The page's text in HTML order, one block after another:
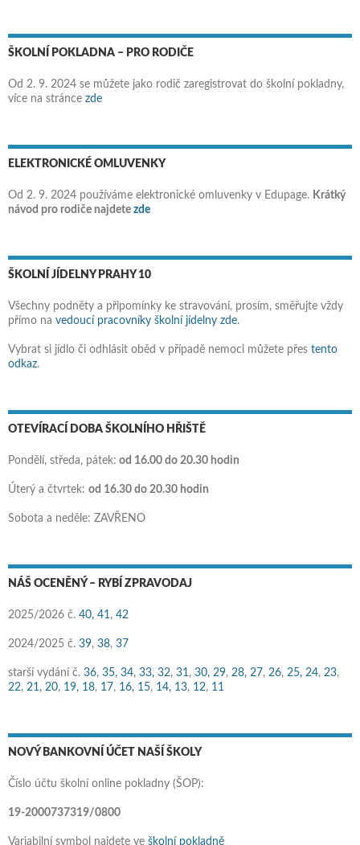
ŠKOLNÍ POKLADNA – PRO RODIČE
Od 2. 9. 2024 se můžete jako rodič zaregistrovat do školní pokladny,
více na stránce zde
ELEKTRONICKÉ OMLUVENKY
Od 2. 9. 2024 používáme elektronické omluvenky v Edupage. Krátký
návod pro rodiče najdete zde
ŠKOLNÍ JÍDELNY PRAHY 10
Všechny podněty a připomínky ke stravování, prosím, směřujte vždy
přímo na vedoucí pracovníky školní jídelny zde.
Vybrat si jídlo či odhlásit oběd v případě nemoci můžete přes tento
odkaz.
OTEVÍRACÍ DOBA ŠKOLNÍHO HŘIŠTĚ
Pondělí, středa, pátek: od 16.00 do 20.30 hodin
Úterý a čtvrtek: od 16.30 do 20.30 hodin
Sobota a neděle: ZAVŘENO
NÁŠ OCENĚNÝ – RYBÍ ZPRAVODAJ
2025/2026 č. 40, 41, 42
2024/2025 č. 39, 38, 37
starší vydání č. 36, 35, 34, 33, 32, 31, 30, 29, 28, 27, 26, 25, 24, 23,
22, 21, 20, 19, 18, 17, 16, 15, 14, 13, 12, 11
NOVÝ BANKOVNÍ ÚČET NAŠÍ ŠKOLY
Číslo účtu školní online pokladny (ŠOP):
19-2000737319/0800
Variabilní symbol najdete ve školní pokladně